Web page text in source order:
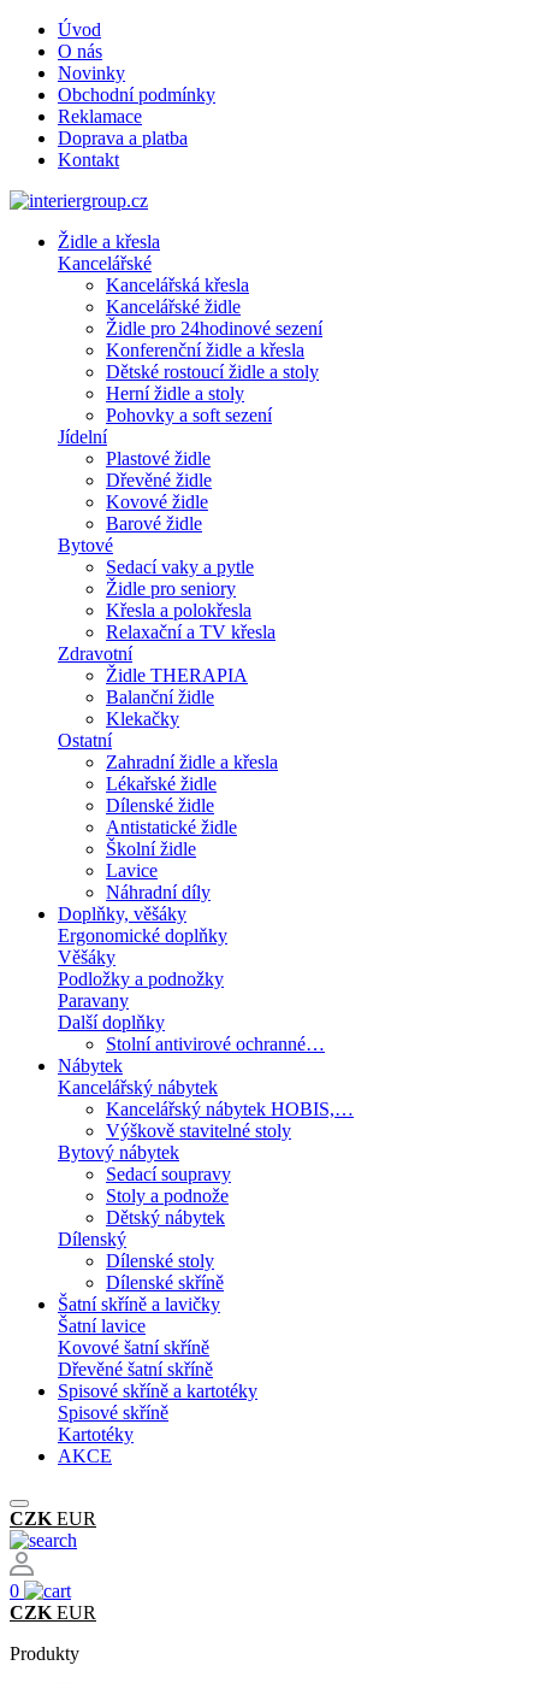
Úvod
O nás
Novinky
Obchodní podmínky
Reklamace
Doprava a platba
Kontakt
Židle a křesla
Kancelářské
Kancelářská křesla
Kancelářské židle
Židle pro 24hodinové sezení
Konferenční židle a křesla
Dětské rostoucí židle a stoly
Herní židle a stoly
Pohovky a soft sezení
Jídelní
Plastové židle
Dřevěné židle
Kovové židle
Barové židle
Bytové
Sedací vaky a pytle
Židle pro seniory
Křesla a polokřesla
Relaxační a TV křesla
Zdravotní
Židle THERAPIA
Balanční židle
Klekačky
Ostatní
Zahradní židle a křesla
Lékařské židle
Dílenské židle
Antistatické židle
Školní židle
Lavice
Náhradní díly
Doplňky, věšáky
Ergonomické doplňky
Věšáky
Podložky a podnožky
Paravany
Další doplňky
Stolní antivirové ochranné…
Nábytek
Kancelářský nábytek
Kancelářský nábytek HOBIS,…
Výškově stavitelné stoly
Bytový nábytek
Sedací soupravy
Stoly a podnože
Dětský nábytek
Dílenský
Dílenské stoly
Dílenské skříně
Šatní skříně a lavičky
Šatní lavice
Kovové šatní skříně
Dřevěné šatní skříně
Spisové skříně a kartotéky
Spisové skříně
Kartotéky
AKCE
CZK EUR
0
CZK EUR
Produkty